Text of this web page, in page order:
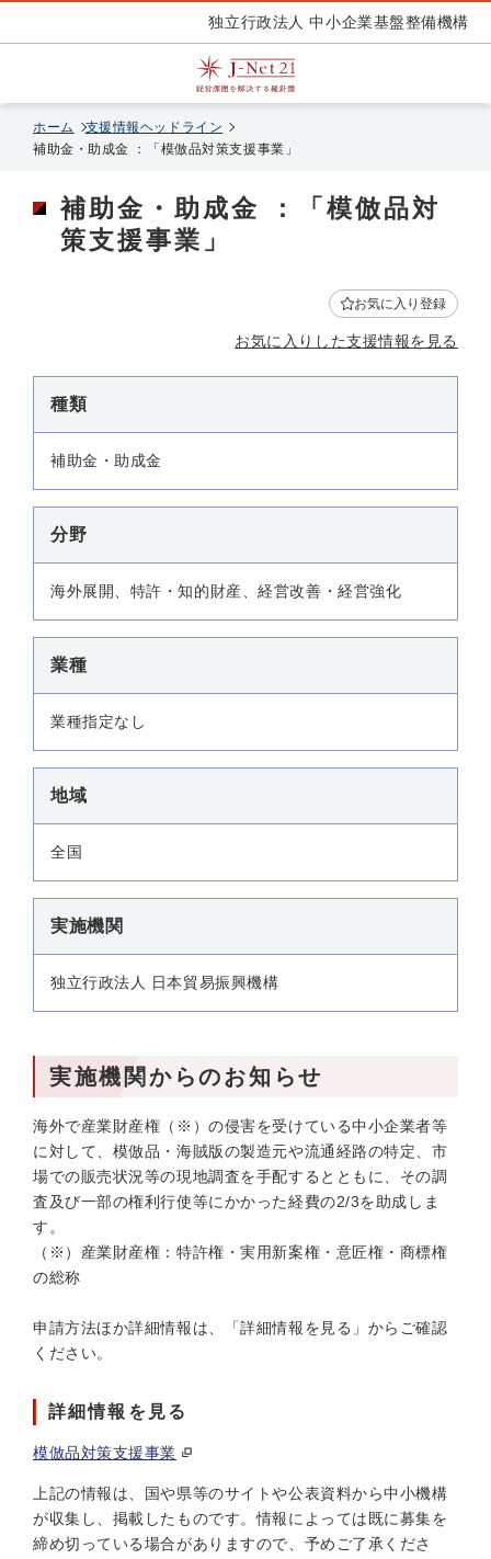
独立行政法人 中小企業基盤整備機構
ホーム
支援情報ヘッドライン
補助金・助成金 ：「模倣品対策支援事業」
補助金・助成金 ：「模倣品対
策支援事業」
お気に入り登録
お気に入りした支援情報を見る
種類
補助金・助成金
分野
海外展開、特許・知的財産、経営改善・経営強化
業種
業種指定なし
地域
全国
実施機関
独立行政法人 日本貿易振興機構
実施機関からのお知らせ
海外で産業財産権（※）の侵害を受けている中小企業者等
に対して、模倣品・海賊版の製造元や流通経路の特定、市
場での販売状況等の現地調査を手配するとともに、その調
査及び一部の権利行使等にかかった経費の2/3を助成しま
す。
（※）産業財産権：特許権・実用新案権・意匠権・商標権
の総称
申請方法ほか詳細情報は、「詳細情報を見る」からご確認
ください。
詳細情報を見る
模倣品対策支援事業
上記の情報は、国や県等のサイトや公表資料から中小機構
が収集し、掲載したものです。情報によっては既に募集を
締め切っている場合がありますので、予めご了承くださ